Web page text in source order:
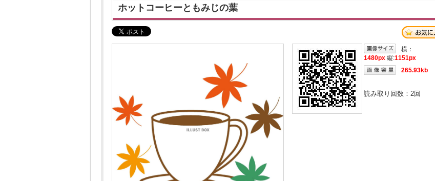
ホットコーヒーともみじの葉
横：
1480px 縦:1151px
265.93kb
読み取り回数： 2回